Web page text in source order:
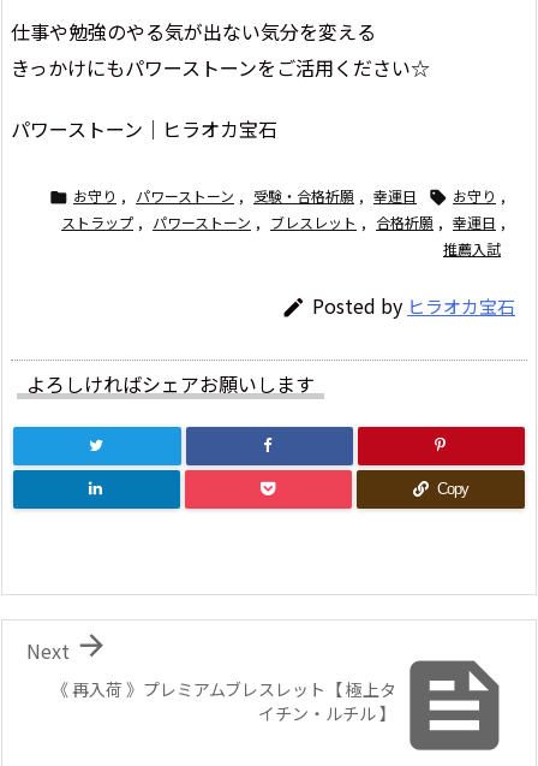
仕事や勉強のやる気が出ない気分を変える
きっかけにもパワーストーンをご活用ください☆
パワーストーン｜ヒラオカ宝石
 お守り , パワーストーン , 受験・合格祈願 , 幸運日  お守り ,
ストラップ , パワーストーン , ブレスレット , 合格祈願 , 幸運日 ,
推薦入試
 Posted by ヒラオカ宝石
よろしければシェアお願いします
Copy

《 再入荷 》プレミアムブレスレット【 極上タ
イチン・ルチル 】

Next